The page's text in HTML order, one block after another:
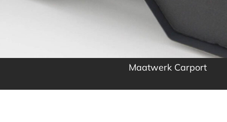
Maatwerk Carport